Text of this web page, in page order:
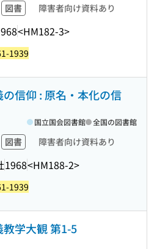
図書 障害者向け資料あり
<HM182-3>
1939
の信仰 : 原名・本化の信
図書 障害者向け資料あり
1968<HM188-2>
国立国会図書館 全国の図書館
1939
教学大観 第1-5